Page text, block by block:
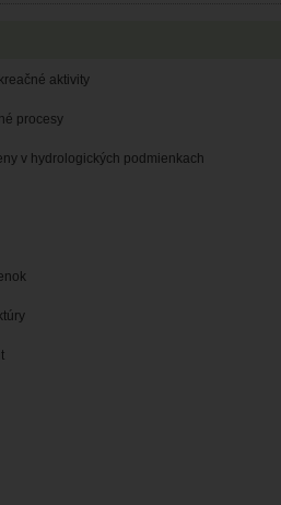
aktivity
procesy
v hydrologických podmienkach